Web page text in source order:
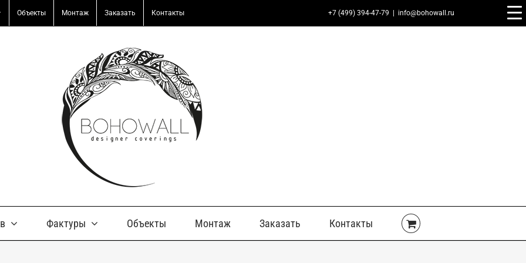
Объекты Монтаж Заказать Контакты +7 (499) 394-47-79 info@bohowall.ru
Фактуры Объекты Монтаж Заказать Контакты